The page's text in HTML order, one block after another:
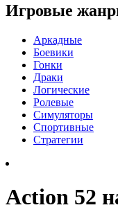
Игровые
Аркадные
Боевики
Гонки
Драки
Логические
Ролевые
Симуляторы
Спортивные
Стратегии
Action 52